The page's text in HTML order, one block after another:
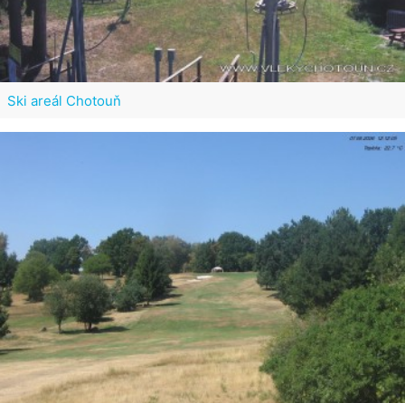
Ski areál Chotouň